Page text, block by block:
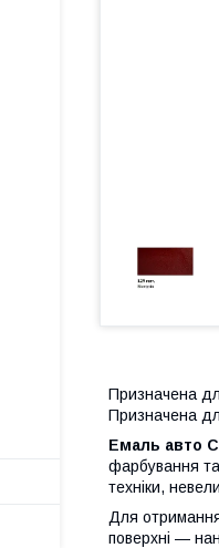
Призначена
Призначена
Емаль авто
фарбування та
техніки,
Для
поверхні —